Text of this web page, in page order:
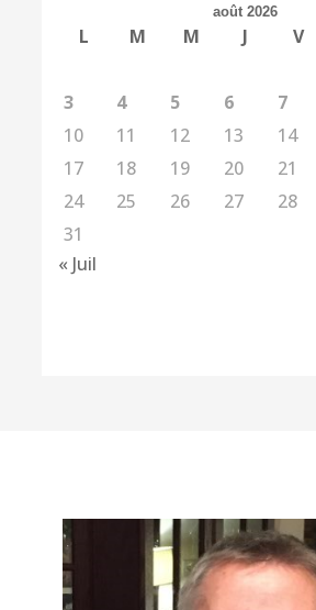
août 2026
L M M J V
3
4 5 6 7
10
11 12 13 14
17
18 19 20 21
24
25 26 27 28
31
« Juil